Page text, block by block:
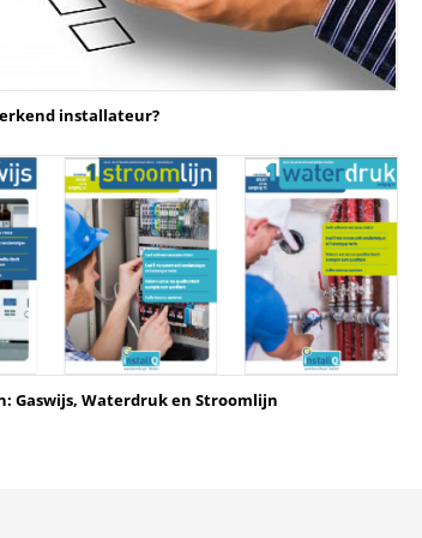
installateur?
Gaswijs, Waterdruk en Stroomlijn